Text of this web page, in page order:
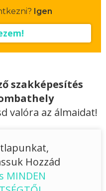
Igen
szakképesítés
valóra az álmaidat!
Hozzád
MINDEN